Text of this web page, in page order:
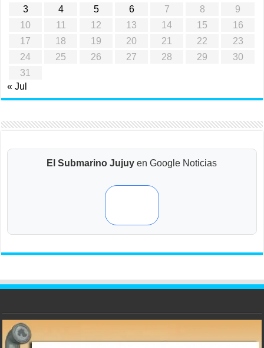
3
4 5 6 7 8
9
10
11 12 13 14 15
16
17
18 19 20 21 22
23
24
25 26 27 28 29
30
31
« Jul
El Submarino Jujuy en Google Noticias